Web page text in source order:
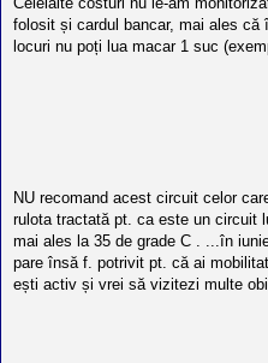
folosit și cardul bancar, mai ales că
locuri nu poți lua macar 1 suc
NU recomand acest circuit celor
rulota tractată pt. ca este un circuit
mai ales la 35 de grade C . ...în
pare însă f. potrivit pt. că ai
ești activ și vrei să vizitezi multe